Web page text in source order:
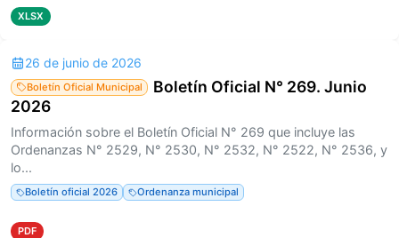
XLSX
26 de junio de 2026
Boletín Oficial Municipal
Boletín Oficial N° 269. Junio
2026
Información sobre el Boletín Oficial N° 269 que incluye las
Ordenanzas N° 2529, N° 2530, N° 2532, N° 2522, N° 2536, y
lo...
Boletín oficial 2026 Ordenanza municipal
PDF